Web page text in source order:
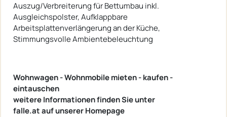
Auszug/Verbreiterung für Bettumbau inkl.
Ausgleichspolster, Aufklappbare
Arbeitsplattenverlängerung an der Küche,
Stimmungsvolle Ambientebeleuchtung
Wohnwagen - Wohnmobile mieten - kaufen -
eintauschen
weitere Informationen finden Sie unter
falle.at auf unserer Homepage​ ​​